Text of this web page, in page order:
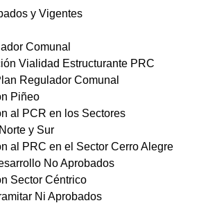
y Vigentes
Comunal
Vialidad Estructurante PRC
Regulador Comunal
Piñeo
al PCR en los Sectores
y Sur
al PRC en el Sector Cerro Alegre
No Aprobados
Sector Céntrico
Ni Aprobados